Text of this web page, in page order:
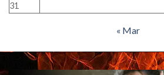
31
« Mar